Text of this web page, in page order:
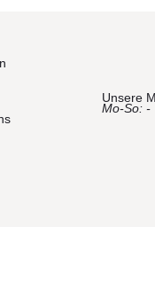
tatsächlichen
Unsere
Mo-So: -